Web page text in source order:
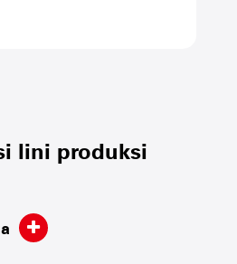
lini produksi